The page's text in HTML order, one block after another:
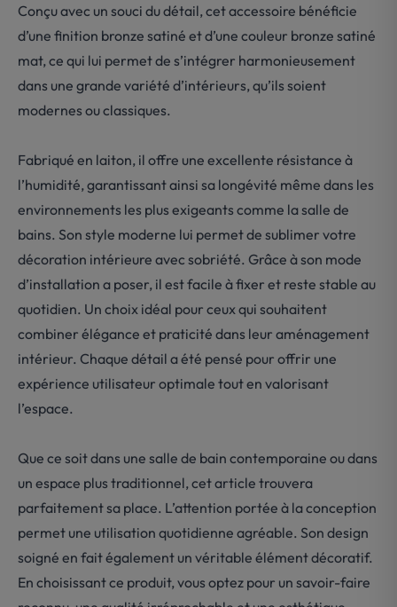
Conçu avec un souci du détail, cet accessoire bénéficie
d’une finition bronze satiné et d’une couleur bronze satiné
mat, ce qui lui permet de s’intégrer harmonieusement
dans une grande variété d’intérieurs, qu’ils soient
modernes ou classiques.
Fabriqué en laiton, il offre une excellente résistance à
l’humidité, garantissant ainsi sa longévité même dans les
environnements les plus exigeants comme la salle de
bains. Son style moderne lui permet de sublimer votre
décoration intérieure avec sobriété. Grâce à son mode
d’installation a poser, il est facile à fixer et reste stable au
quotidien. Un choix idéal pour ceux qui souhaitent
combiner élégance et praticité dans leur aménagement
intérieur. Chaque détail a été pensé pour offrir une
expérience utilisateur optimale tout en valorisant
l’espace.
Que ce soit dans une salle de bain contemporaine ou dans
un espace plus traditionnel, cet article trouvera
parfaitement sa place. L’attention portée à la conception
permet une utilisation quotidienne agréable. Son design
soigné en fait également un véritable élément décoratif.
En choisissant ce produit, vous optez pour un savoir-faire